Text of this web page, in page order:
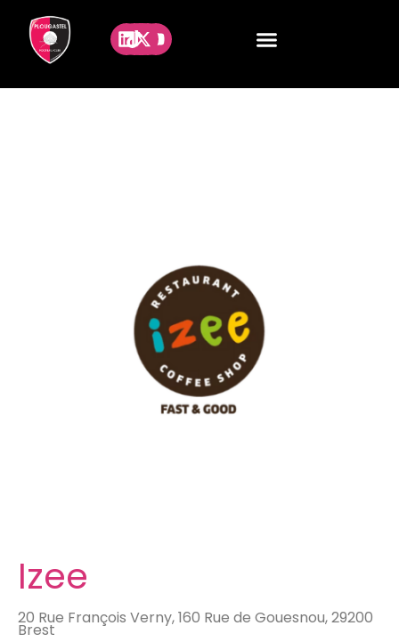
Izee
20 Rue François Verny, 160 Rue de Gouesnou, 29200
Brest